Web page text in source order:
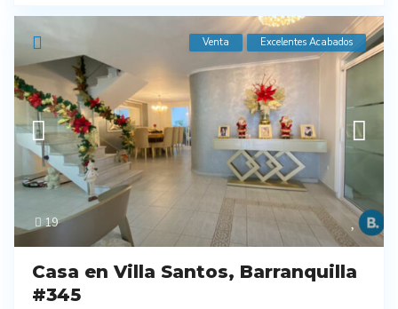
19
Venta Excelentes Acabados
Casa en Villa Santos, Barranquilla
#345